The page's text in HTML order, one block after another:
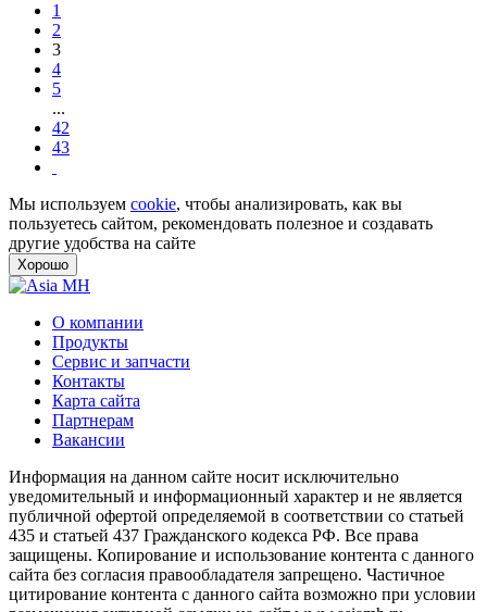
1
2
3
4
5
...
42
43
Мы используем cookie, чтобы анализировать, как вы
пользуетесь сайтом, рекомендовать полезное и создавать
другие удобства на сайте
Хорошо
О компании
Продукты
Сервис и запчасти
Контакты
Карта сайта
Партнерам
Вакансии
Информация на данном сайте носит исключительно
уведомительный и информационный характер и не является
публичной офертой определяемой в соответствии со статьей
435 и статьей 437 Гражданского кодекса РФ. Все права
защищены. Копирование и использование контента с данного
сайта без согласия правообладателя запрещено. Частичное
цитирование контента с данного сайта возможно при условии